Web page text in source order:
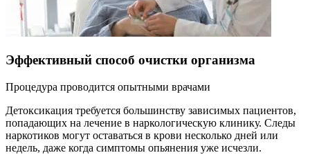
Эффективный способ очистки организма
Процедура проводится опытными врачами
Детоксикация требуется большинству зависимых пациентов,
попадающих на лечение в наркологическую клинику. Следы
наркотиков могут оставаться в крови несколько дней или
недель, даже когда симптомы опьянения уже исчезли.